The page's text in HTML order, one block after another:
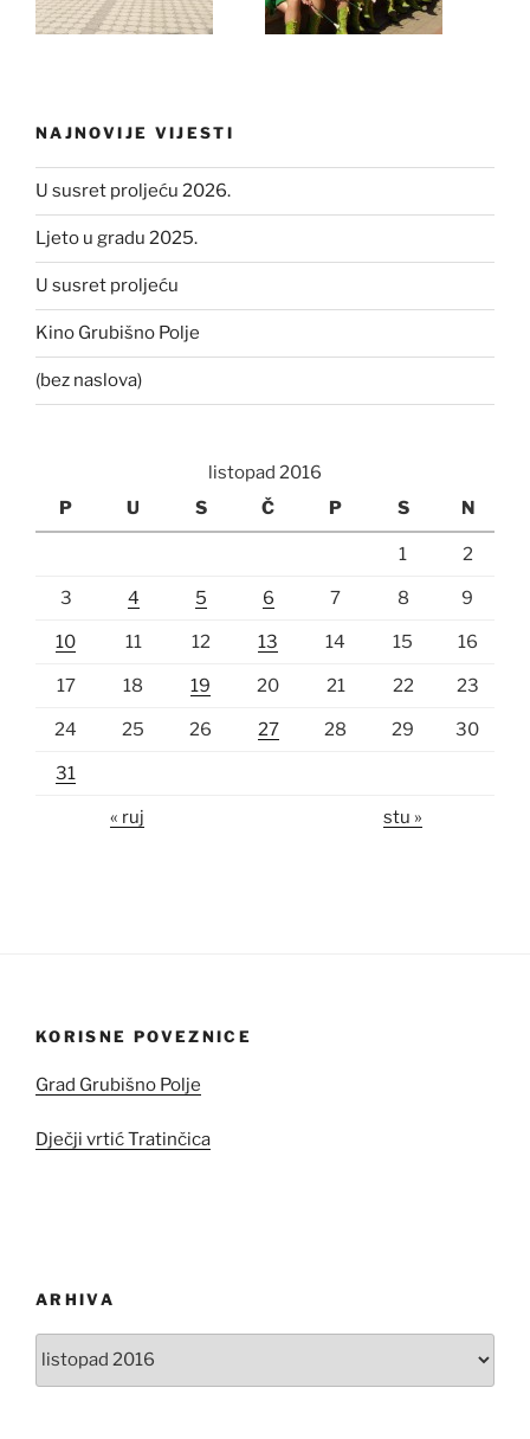
NAJNOVIJE VIJESTI
U susret proljeću 2026.
Ljeto u gradu 2025.
U susret proljeću
Kino Grubišno Polje
(bez naslova)
listopad 2016
P
U S Č P S N
1 2
3 4 5 6 7 8 9
10 11 12 13 14 15 16
17 18 19 20 21 22 23
24 25 26 27 28 29 30
31
« ruj stu »
KORISNE POVEZNICE
Grad Grubišno Polje
Dječji vrtić Tratinčica
ARHIVA